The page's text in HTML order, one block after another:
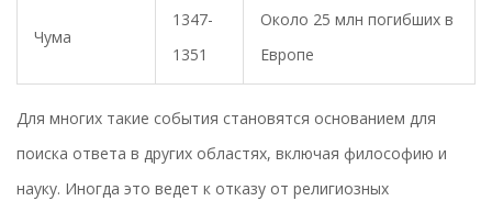
Чума
1347-
1351
Около 25 млн погибших в
Европе
Для многих такие события становятся основанием для
поиска ответа в других областях, включая философию и
науку. Иногда это ведет к отказу от религиозных